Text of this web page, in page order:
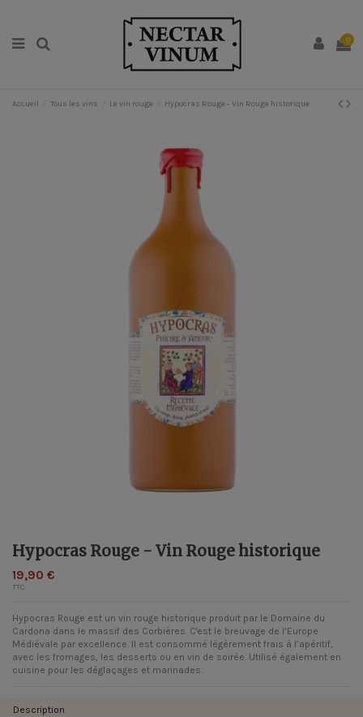
0
Accueil Tous les vins Le vin rouge Hypocras Rouge - Vin Rouge historique
Hypocras Rouge - Vin Rouge historique
19,90 €
TTC
Hypocras Rouge est un vin rouge historique produit par le Domaine du
Cardona dans le massif des Corbières. C'est le breuvage de l’Europe
Médiévale par excellence. Il est consommé légèrement frais à l’apéritif,
avec les fromages, les desserts ou en vin de soirée. Utilisé également en
cuisine pour les déglaçages et marinades.
Description